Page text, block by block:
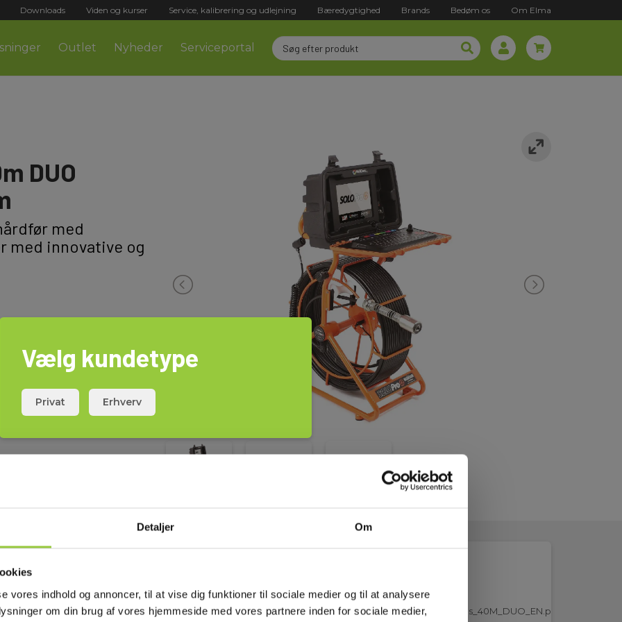
Detaljer Om
vores indhold og annoncer, til at vise dig funktioner til sociale medier og til at analysere
om din brug af vores hjemmeside med vores partnere inden for sociale medier,
Downloads Viden og kurser Service, kalibrering og udlejning Bæredygtighed Brands Bedøm os Om Elma
Outlet Nyheder Serviceportal
DUO
med
med innovative og
inkluderet.
Brochurer Elma_Brochure_Minicam_SOLO_PRO_Plus_40M_DUO_EN.pdf
Vælg kundetype
Privat Erhverv